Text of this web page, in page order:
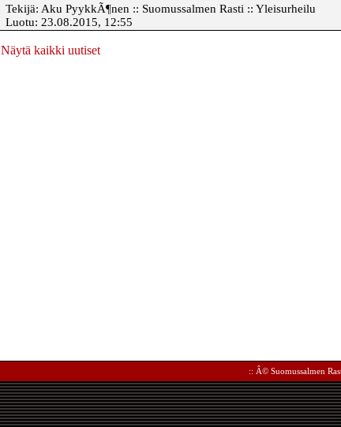
Tekijä: Aku PyykkÃ¶nen :: Suomussalmen Rasti :: Yleisurheilu
Luotu: 23.08.2015, 12:55
Näytä kaikki uutiset
:: Â© Suomussalmen